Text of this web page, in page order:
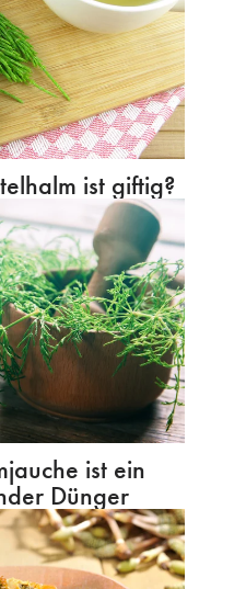
ist giftig?
ist ein
Dünger